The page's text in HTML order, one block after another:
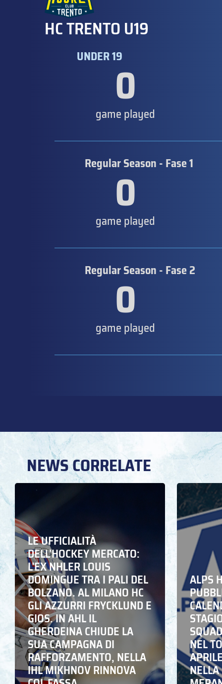
HC TRENTO U19
UNDER 190
game played
Regular Season - Fase 1
0
game played
Regular Season - Fase 2
0
game played
NEWS CORRELATE
LE UFFICIALITÀ
DELL’HOCKEY MERCATO:
L’EX NHLER LOUIS
DOMINGUE TRA I PALI DEL
BOLZANO. AL MILANO HC
GLI AZZURRI FRYCKLUND E
GIOS. IN AHL IL
GHERDEINA CHIUDE LA
SUA CAMPAGNA DI
RAFFORZAMENTO, NELLA
IHL MIKHNOV RINNOVA
ALPS
NEL